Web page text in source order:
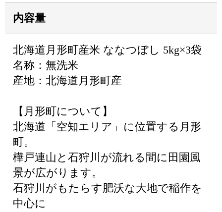
内容量
北海道月形町産米 ななつぼし 5kg×3袋
名称：無洗米
産地：北海道月形町産
【月形町について】
北海道「空知エリア」に位置する月形
町。
樺戸連山と石狩川が流れる間に田園風
景が広がります。
石狩川がもたらす肥沃な大地で稲作を
中心に